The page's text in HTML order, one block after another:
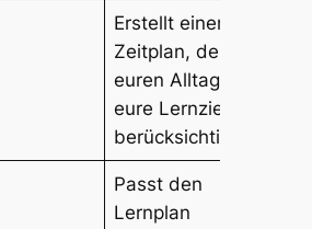
Erstellt einen
Zeitplan, der
euren Alltag und
eure Lernziele
berücksichtigt.
Passt den
Lernplan